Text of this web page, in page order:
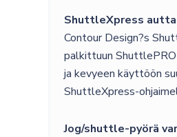
ShuttleXpress
Contour Design?s
palkittuun ShuttlePRO
ja kevyeen käyttöön
ShuttleXpress-
Jog/shuttle-pyörä